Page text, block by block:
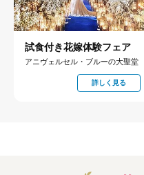
試食付き花嫁体験フェア
アニヴェルセル・ブルーの大聖堂
詳しく見る